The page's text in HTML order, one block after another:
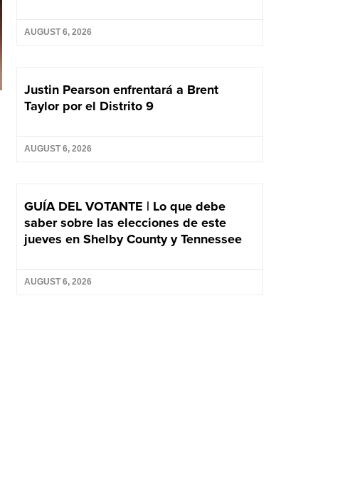
AUGUST 6, 2026
Justin Pearson enfrentará a Brent
Taylor por el Distrito 9
AUGUST 6, 2026
GUÍA DEL VOTANTE | Lo que debe
saber sobre las elecciones de este
jueves en Shelby County y Tennessee
AUGUST 6, 2026